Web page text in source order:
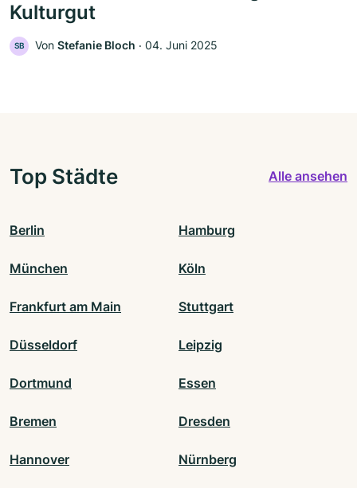
Kulturgut
SB Von Stefanie Bloch ‧ 04. Juni 2025
Top Städte Alle ansehen
Berlin Hamburg
München Köln
Frankfurt am Main Stuttgart
Düsseldorf Leipzig
Dortmund Essen
Bremen Dresden
Hannover Nürnberg